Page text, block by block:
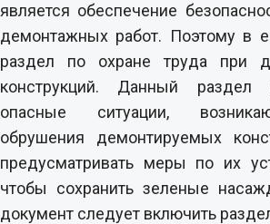
является обеспечение
демонтажных работ. Поэтому в
раздел по охране труда при
конструкций. Данный раздел
опасные ситуации,
обрушения демонтируемых
предусматривать меры по их
чтобы сохранить зеленые
документ следует включить